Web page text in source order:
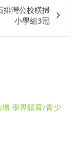
排灣公校橫掃
小學組3冠
學界體育/青少